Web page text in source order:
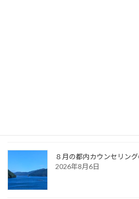
８月の都内カウンセリン
2026年8月6日